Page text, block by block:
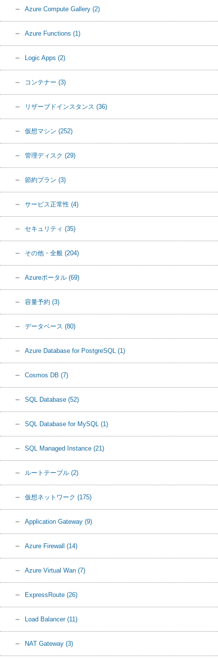
Azure Compute Gallery (2)
Azure Functions (1)
Logic Apps (2)
コンテナー (3)
リザーブドインスタンス (36)
仮想マシン (252)
管理ディスク (29)
節約プラン (3)
サービス正常性 (4)
セキュリティ (35)
その他・全般 (204)
Azureポータル (69)
容量予約 (3)
データベース (80)
Azure Database for PostgreSQL (1)
Cosmos DB (7)
SQL Database (52)
SQL Database for MySQL (1)
SQL Managed Instance (21)
ルートテーブル (2)
仮想ネットワーク (175)
Application Gateway (9)
Azure Firewall (14)
Azure Virtual Wan (7)
ExpressRoute (26)
Load Balancer (11)
NAT Gateway (3)